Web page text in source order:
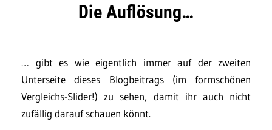
Die Auflösung…
… gibt es wie eigentlich immer auf der zweiten
Unterseite dieses Blogbeitrags (im formschönen
Vergleichs-Slider!) zu sehen, damit ihr auch nicht
zufällig darauf schauen könnt.